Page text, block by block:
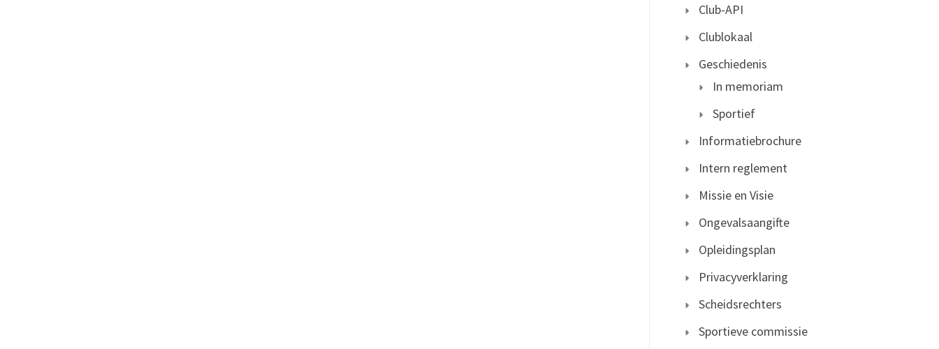
Club-API
Clublokaal
Geschiedenis
In memoriam
Sportief
Informatiebrochure
Intern reglement
Missie en Visie
Ongevalsaangifte
Opleidingsplan
Privacyverklaring
Scheidsrechters
Sportieve commissie